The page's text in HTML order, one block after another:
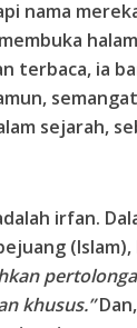
nama
terbaca, ia
sejarah,
irfan.
(Islam),
khusus.”Dan,